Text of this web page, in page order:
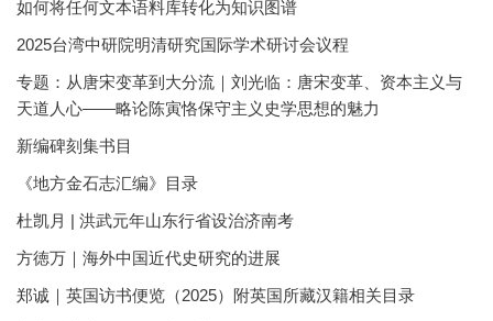
如何将任何文本语料库转化为知识图谱
2025台湾中研院明清研究国际学术研讨会议程
专题：从唐宋变革到大分流｜刘光临：唐宋变革、资本主义与
天道人心——略论陈寅恪保守主义史学思想的魅力
新编碑刻集书目
《地方金石志汇编》目录
杜凯月 | 洪武元年山东行省设治济南考
方徳万｜海外中国近代史研究的进展
郑诚｜英国访书便览（2025）附英国所藏汉籍相关目录